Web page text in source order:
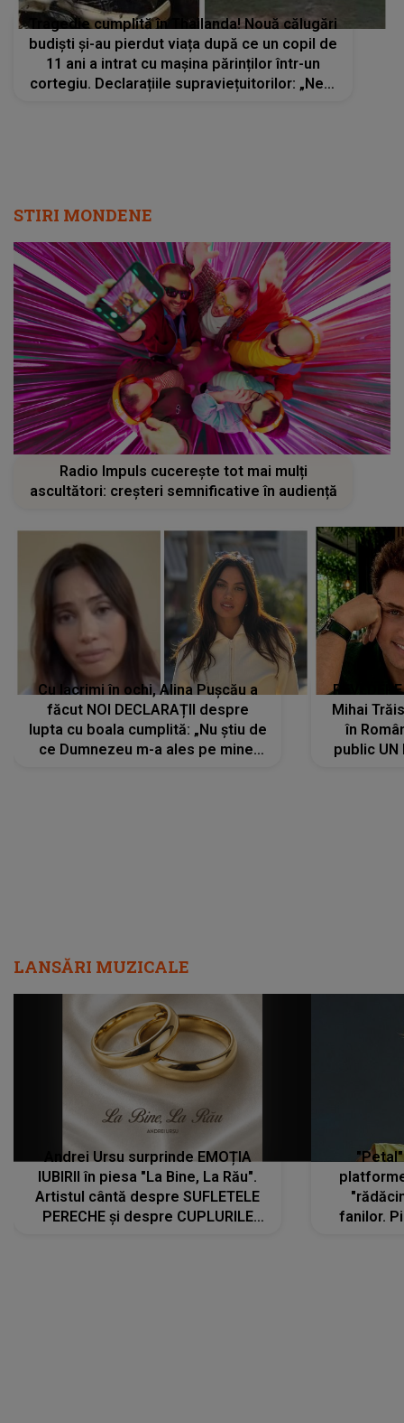
Tragedie cumplită în Thailanda! Nouă călugări
budiști și-au pierdut viața după ce un copil de
11 ani a intrat cu mașina părinților într-un
cortegiu. Declarațiile supraviețuitorilor: „Ne-a
STIRI MONDENE
Radio Impuls cucerește tot mai mulți
ascultători: creșteri semnificative în audiență
Cu lacrimi în ochi, Alina Pușcău a
făcut NOI DECLARAȚII despre
lupta cu boala cumplită: „Nu știu de
ce Dumnezeu m-a ales pe mine.
Mihai
în
public UN
LANSĂRI MUZICALE
Andrei Ursu surprinde EMOȚIA
IUBIRII în piesa "La Bine, La Rău".
Artistul cântă despre SUFLETELE
PERECHE și despre CUPLURILE
fanilor.